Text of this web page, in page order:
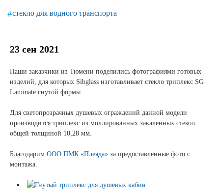
Новости и события
Продажа недвижимости
Листовое стекло
Стекло для строительства и интерьера
Стекло для мебели, оборудования и бытовой техники
23 сен 2021
Наши заказчики из Тюмени поделились фотографиями готовых
изделий, для которых Sibglass изготавливает стекло триплекс SG
Laminate гнутой формы.
Для светопрозрачных душевых ограждений данной модели
производится триплекс из моллированных закаленных стекол
общей толщиной 10,28 мм.
Благодарим ООО ПМК «Плеяда» за предоставленные фото с
монтажа.
стекло для водного транспорта